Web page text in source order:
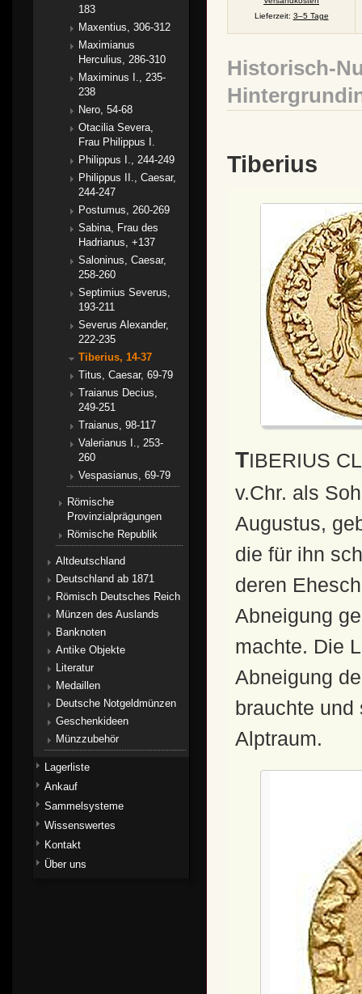
Lieferzeit: 3–5 Tage
Historisch-
Tiberius
TIBERIUS CLAUDIUS NERO wurde am 16.11.42
v.Chr. als
Augustus,
die für ihn
deren
Abneigung
machte. Die
Abneigung
brauchte und
Alptraum.
183
Maxentius, 306-312
Maximianus
Herculius, 286-310
Maximinus I., 235-
238
Nero, 54-68
Otacilia Severa,
Frau Philippus I.
Philippus I., 244-249
Philippus II., Caesar,
244-247
Postumus, 260-269
Sabina, Frau des
Hadrianus, +137
Saloninus, Caesar,
258-260
Septimius Severus,
193-211
Severus Alexander,
222-235
Tiberius, 14-37
Titus, Caesar, 69-79
Traianus Decius,
249-251
Traianus, 98-117
Valerianus I., 253-
260
Vespasianus, 69-79
Römische
Provinzialprägungen
Römische Republik
Altdeutschland
Deutschland ab 1871
Römisch Deutsches Reich
Münzen des Auslands
Banknoten
Antike Objekte
Literatur
Medaillen
Deutsche Notgeldmünzen
Geschenkideen
Münzzubehör
Lagerliste
Ankauf
Sammelsysteme
Wissenswertes
Kontakt
Über uns